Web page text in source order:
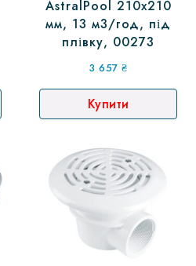
AstralPool 210х210
мм, 13 м3/год, під
плівку, 00273
3 657₴
Купити